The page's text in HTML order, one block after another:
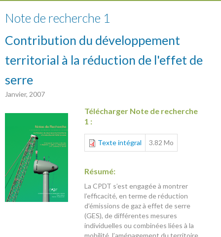
Note de recherche 1
Contribution du développement
territorial à la réduction de l'effet de
serre
Janvier, 2007
Télécharger Note de recherche
1 :
Texte intégral 3.82 Mo
Résumé:
La CPDT s’est engagée à montrer
l’efficacité, en terme de réduction
d’émissions de gaz à effet de serre
(GES), de différentes mesures
individuelles ou combinées liées à la
mobilité, l’aménagement du territoire